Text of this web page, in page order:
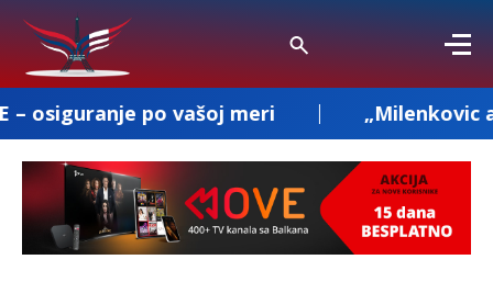
po vašoj meri „Milenkovic and Co“ –